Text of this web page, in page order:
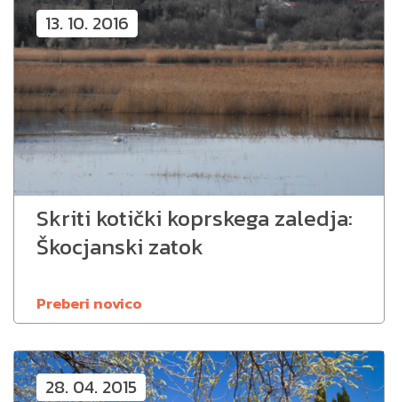
13. 10. 2016
Skriti kotički koprskega zaledja:
Škocjanski zatok
Preberi novico
28. 04. 2015